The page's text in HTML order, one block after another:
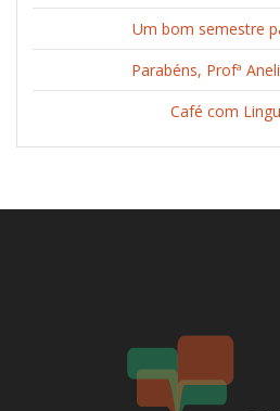
Um bom semestre
Parabéns, Profª
Café com